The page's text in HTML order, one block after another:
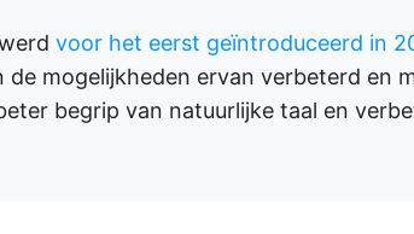
voor het eerst geïntroduceerd in
de mogelijkheden ervan verbeterd en
begrip van natuurlijke taal en